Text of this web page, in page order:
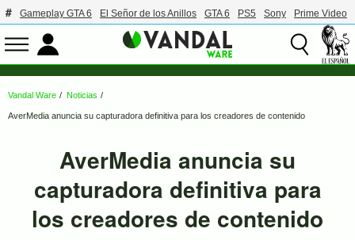
Gameplay GTA 6 El Señor de los Anillos GTA 6 PS5 Sony Prime Video
Vandal Ware Noticias
AverMedia anuncia su capturadora definitiva para los creadores de contenido
AverMedia anuncia su
capturadora definitiva para
los creadores de contenido